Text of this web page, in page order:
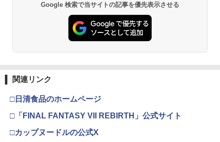
Google 検索で当サイトの記事を優先表示させる
関連リンク
□日清食品のホームページ
□「FINAL FANTASY VII REBIRTH」公式サイト
□カップヌードルの公式X